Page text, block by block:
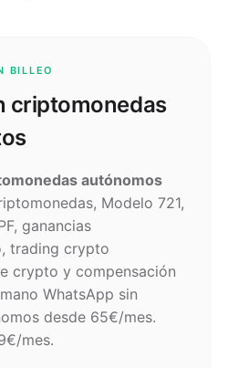
BILLEO
criptomonedas
autónomos
Modelo 721,
ganancias
trading crypto
crypto y compensación
WhatsApp sin
desde 65€/mes.
mes.